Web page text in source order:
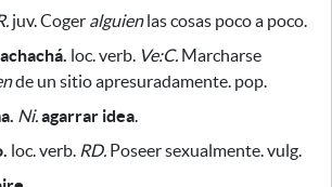
juv. Coger alguienlas cosas poco a poco.
loc. verb. Ve:C. Marcharse
de un sitio apresuradamente. pop.
Ni.agarrar idea.
loc. verb. RD. Poseer sexualmente. vulg.